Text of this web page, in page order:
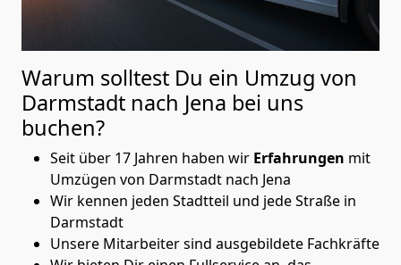
Warum solltest Du ein Umzug von
Darmstadt nach Jena bei uns
buchen?
Seit über 17 Jahren haben wir Erfahrungen mit
Umzügen von Darmstadt nach Jena
Wir kennen jeden Stadtteil und jede Straße in
Darmstadt
Unsere Mitarbeiter sind ausgebildete Fachkräfte